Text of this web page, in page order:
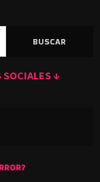
SOCIALES ↓